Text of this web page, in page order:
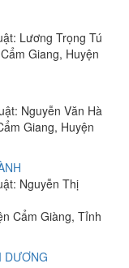
Lương Trọng Tú
Giang, Huyện
Nguyễn Văn Hà
Giang, Huyện
Nguyễn Thị
Cẩm Giàng, Tỉnh
DƯƠNG